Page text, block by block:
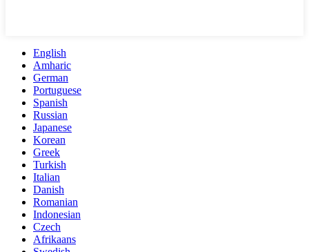
English
Amharic
German
Portuguese
Spanish
Russian
Japanese
Korean
Greek
Turkish
Italian
Danish
Romanian
Indonesian
Czech
Afrikaans